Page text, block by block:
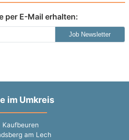
per E-Mail erhalten:
Job Newsletter
im Umkreis
Kaufbeuren
am Lech